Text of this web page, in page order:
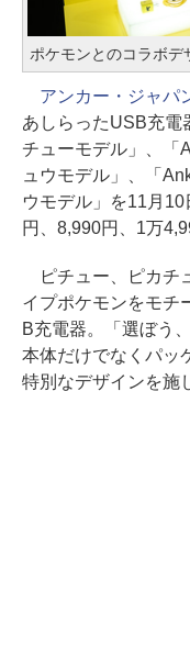
ポケモンとのコラボデ
アンカー・ジャパ
あしらったUSB充電
チューモデル」、「
ュウモデル」、「
ウモデル」を11月
円、8,990円、1万
ピチュー、ピカチ
イプポケモンをモチ
B充電器。「選ぼう
本体だけでなくパッ
特別なデザインを施